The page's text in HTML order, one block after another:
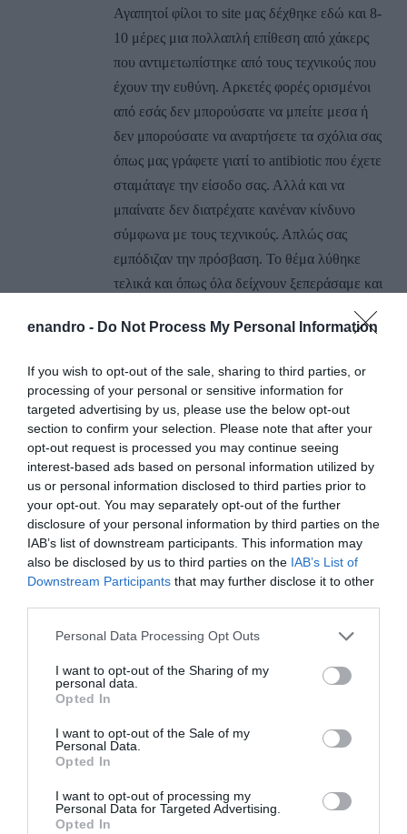
enandro - Do Not Process My Personal Information
If you wish to opt-out of the sale, sharing to third parties, or
processing of your personal or sensitive information for
targeted advertising by us, please use the below opt-out
section to confirm your selection. Please note that after your
opt-out request is processed you may continue seeing
interest-based ads based on personal information utilized by
us or personal information disclosed to third parties prior to
your opt-out. You may separately opt-out of the further
disclosure of your personal information by third parties on the
IAB’s list of downstream participants. This information may
also be disclosed by us to third parties on the IAB’s List of
Downstream Participants that may further disclose it to other
Please note that this website/app uses one or more Google
not limited to your visit or usage behaviour. You may click to
grant or deny consent to Google and its third-party tags to
use your data for below specified purposes in below Google
consent section.
Personal Data Processing Opt Outs
I want to opt-out of the Sharing of my
personal data.
Opted In
I want to opt-out of the Sale of my
Personal Data.
Opted In
I want to opt-out of processing my
Personal Data for Targeted Advertising.
Opted In
Αγαπητοί φίλοι το site μας δέχθηκε εδώ και 8-
10 μέρες μια πολλαπλή επίθεση από χάκερς
που αντιμετωπίστηκε από τους τεχνικούς που
έχουν την ευθύνη. Αρκετές φορές ορισμένοι
από εσάς δεν μπορούσατε να μπείτε μεσα ή
δεν μπορούσατε να αναρτήσετε τα σχόλια σας
όπως μας γράφετε γιατί το antibiotic που έχετε
σταμάταγε την είσοδο σας. Αλλά και να
μπαίνατε δεν διατρέχατε κανέναν κίνδυνο
σύμφωνα με τους τεχνικούς. Απλώς σας
εμπόδιζαν την πρόσβαση. Το θέμα λύθηκε
τελικά και όπως όλα δείχνουν ξεπεράσαμε και
πολλούς να μπουν για κάποιες ώρες και
Ευχαριστούμε για το μεγάλο ενδιαφέρον
σας…
Ο διαχειριστής του site Εν Άνδρω…
ΑΠΆΝΤΗΣΗ
Ο/Ησφαλμα
08/12/2015 στις 17:01
Τα σχολια μας δεν γινονται δεκτα με την
ενδειξη: It has been detected a sequence that
could mean a hacker attack. Your request can
not be processed.
ΓΑΥΡΙΩΤΗΣ
Η επιστήμη της Ψυχολογίας λέει ότι: